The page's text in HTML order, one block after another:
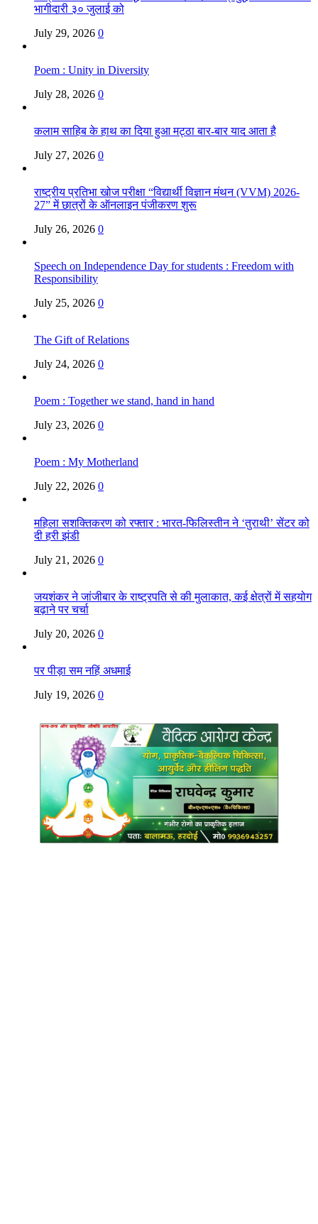
भागीदारी ३० जुलाई को
July 29, 2026 0
Poem : Unity in Diversity
July 28, 2026 0
कलाम साहिब के हाथ का दिया हुआ मट्ठा बार-बार याद आता है
July 27, 2026 0
राष्ट्रीय प्रतिभा खोज परीक्षा “विद्यार्थी विज्ञान मंथन (VVM) 2026-
27” में छात्रों के ऑनलाइन पंजीकरण शुरू
July 26, 2026 0
Speech on Independence Day for students : Freedom with
Responsibility
July 25, 2026 0
The Gift of Relations
July 24, 2026 0
Poem : Together we stand, hand in hand
July 23, 2026 0
Poem : My Motherland
July 22, 2026 0
महिला सशक्तिकरण को रफ्तार : भारत-फिलिस्तीन ने ‘तुराथी’ सेंटर को
दी हरी झंडी
July 21, 2026 0
जयशंकर ने जांजीबार के राष्ट्रपति से की मुलाकात, कई क्षेत्रों में सहयोग
बढ़ाने पर चर्चा
July 20, 2026 0
पर पीड़ा सम नहिं अधमाई
July 19, 2026 0